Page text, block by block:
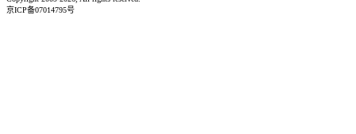
京ICP备07014795号